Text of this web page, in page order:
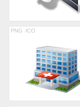
PNG ICO